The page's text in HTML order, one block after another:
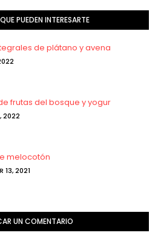
PUEDEN INTERESARTE
de plátano y avena
frutas del bosque y yogur
2022
melocotón
13, 2021
UN COMENTARIO